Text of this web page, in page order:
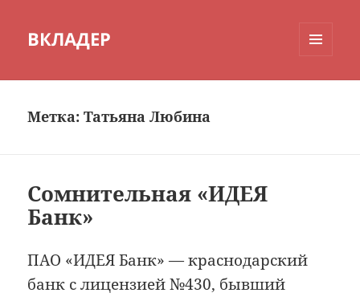
ВКЛАДЕР
Метка:Татьяна Любина
Сомнительная «ИДЕЯ
Банк»
ПАО «ИДЕЯ Банк» — краснодарский
банк с лицензией №430, бывший